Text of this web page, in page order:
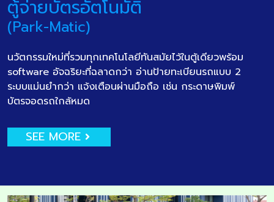
ตู้จ่ายบัตรอัตโนมัติ
(Park-Matic)
นวัตกรรมใหม่ที่รวมทุกเทคโนโลยีทันสมัยไว้ในตู้เดียวพร้อม
software อัจฉริยะที่ฉลาดกว่า อ่านป้ายทะเบียนรถแบบ 2
ระบบแม่นยำกว่า แจ้งเตือนผ่านมือถือ เช่น กระดาษพิมพ์
บัตรจอดรถใกล้หมด
SEE MORE